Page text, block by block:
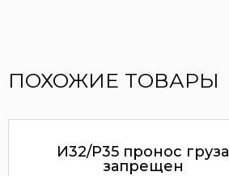
ПОХОЖИЕ ТОВАРЫ
И32/Р35 пронос груза
запрещен